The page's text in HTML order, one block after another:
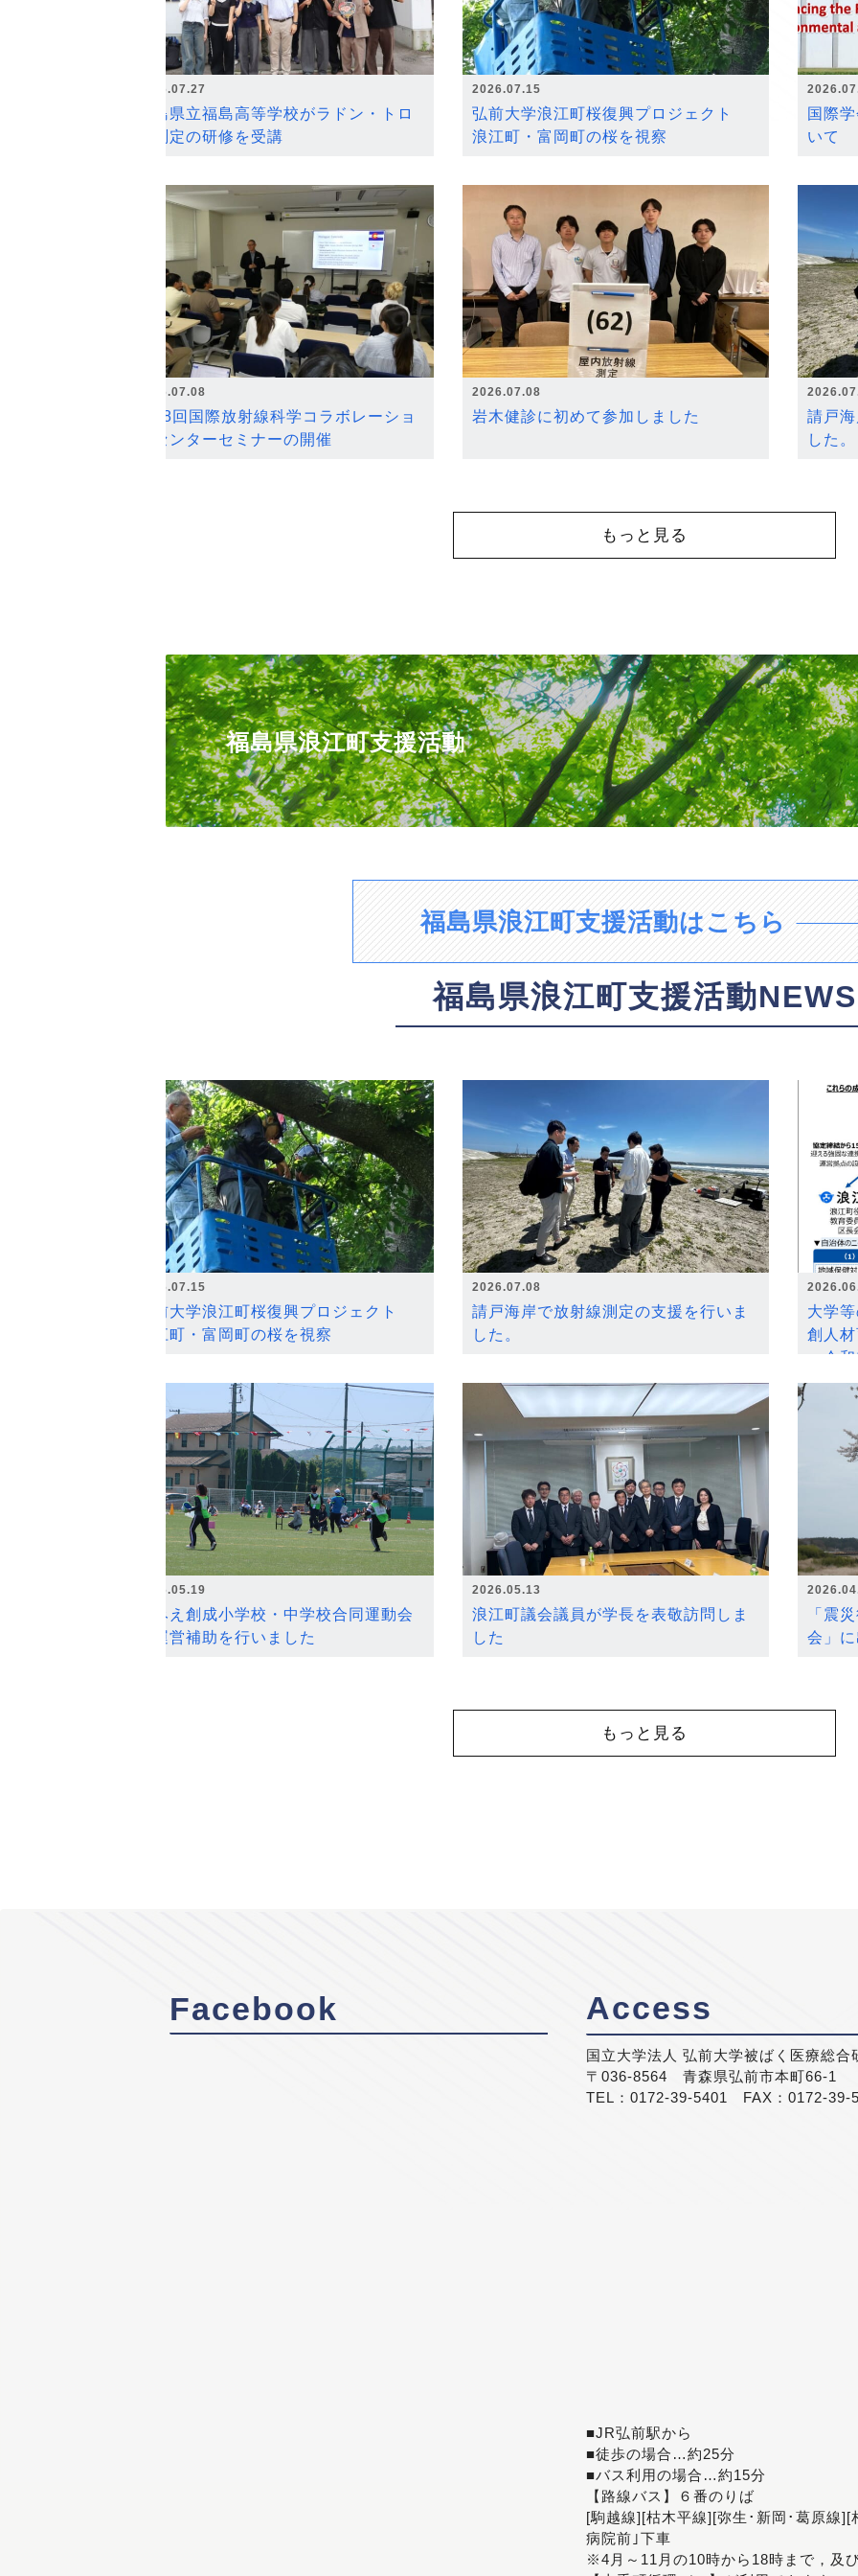
2026.07.27
福島県立福島高等学校がラドン・トロ
ン測定の研修を受講
2026.07.15
弘前大学浪江町桜復興プロジェクト
浪江町・富岡町の桜を視察
国際
いて
2026.07.08
第18回国際放射線科学コラボレーショ
ンセンターセミナーの開催
2026.07.08
岩木健診に初めて参加しました
請戸
した。
もっと見る
福島県浪江町支援活動
福島県浪江町支援活動はこちら
福島県浪江町支援活動NEWS
2026.07.15
弘前大学浪江町桜復興プロジェクト
浪江町・富岡町の桜を視察
2026.07.08
請戸海岸で放射線測定の支援を行いま
した。
大学
創人
～令
2026.05.19
なみえ創成小学校・中学校合同運動会
の運営補助を行いました
2026.05.13
浪江町議会議員が学長を表敬訪問しま
した
「震
会」
もっと見る
Facebook Access
国立大学法人 弘前大学被ばく医療総合
〒036-8564 青森県弘前市本町66-1
TEL：0172-39-5401 FAX：0172-39-
■JR弘前駅から
■徒歩の場合…約25分
■バス利用の場合…約15分
【路線バス】６番のりば
[駒越線][枯木平線][弥生･新岡･葛原線
病院前｣下車
※4月～11月の10時から18時まで，及